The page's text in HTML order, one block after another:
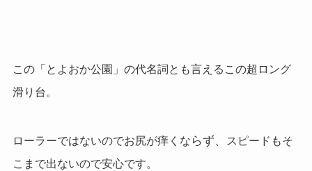
この「とよおか公園」の代名詞とも言えるこの超ロング
滑り台。
ローラーではないのでお尻が痒くな らず、
スピードもそ
こまで出ないので安心です。